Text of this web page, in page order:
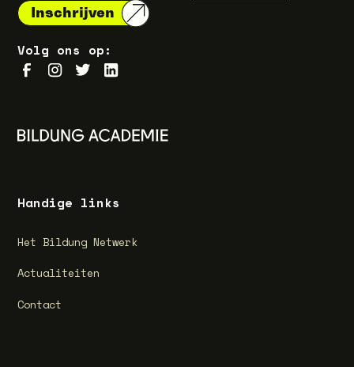
Volg ons op:
Handige links
Het Bildung Netwerk
Actualiteiten
Contact